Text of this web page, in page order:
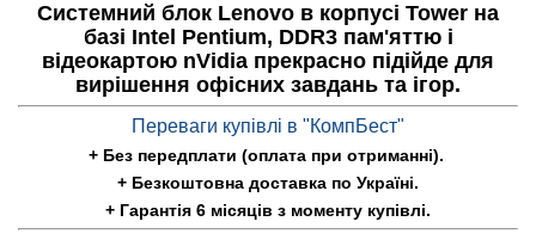
Системний блок Lenovo в корпусі Tower на
базі Intel Pentium, DDR3 пам'яттю і
відеокартою nVidia прекрасно підійде для
вирішення офісних завдань та ігор.
Переваги купівлі в "КомпБест"
+ Без передплати (оплата при отриманні).
+ Безкоштовна доставка по Україні.
+ Гарантія 6 місяців з моменту купівлі.